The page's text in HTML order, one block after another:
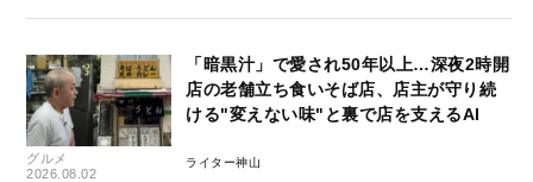
グルメ
2026.08.02
「暗黒汁」で愛され50年以上…深夜2時開
店の老舗立ち食いそば店、店主が守り続
ける"変えない味"と裏で店を支えるAI
ライター神山